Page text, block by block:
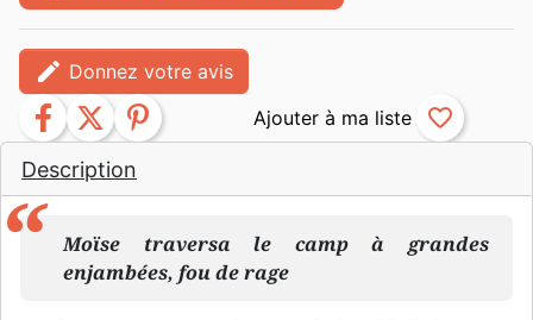
Description
Moïse traversa le camp à grandes
enjambées, fou de rage
edit Donnez votre avis
facebook twitter pinterest favorite_border